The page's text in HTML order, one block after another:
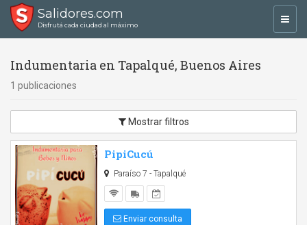
Salidores.com
Disfrutá cada ciudad al máximo
Indumentaria en Tapalqué, Buenos Aires
1 publicaciones
Mostrar filtros
PipiCucú
Paraíso 7 - Tapalqué
Enviar consulta